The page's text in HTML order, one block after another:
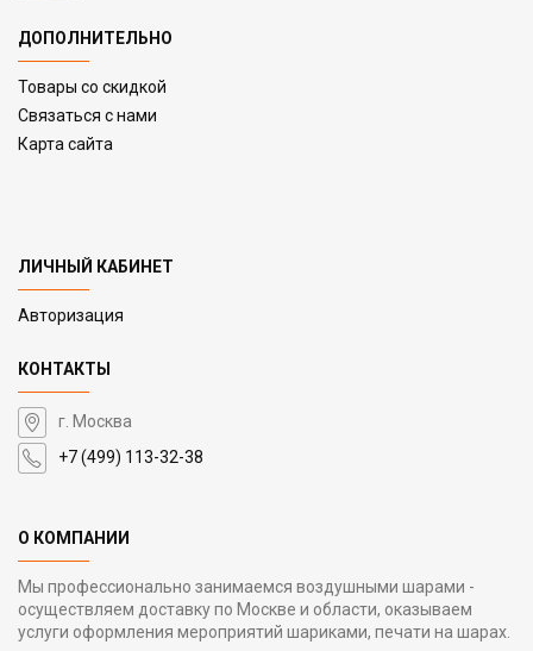
ДОПОЛНИТЕЛЬНО
Товары со скидкой
Связаться с нами
Карта сайта
ЛИЧНЫЙ КАБИНЕТ
Авторизация
КОНТАКТЫ
г. Москва
+7 (499) 113-32-38
О КОМПАНИИ
Мы профессионально занимаемся воздушными шарами -
осуществляем доставку по Москве и области, оказываем
услуги оформления мероприятий шариками, печати на шарах.